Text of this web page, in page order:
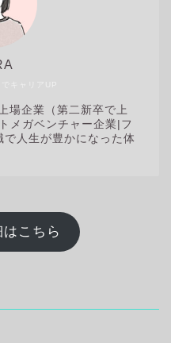
キャリアUP
場企業（第二新卒で上
メガベンチャー企業|フ
人生が豊かになった体
こちら